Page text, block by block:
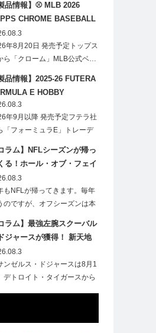
品情報】⚾ MLB 2026
CHROME BASEBALL
年8月20日 発売予定トップス
ら「クローム」MLB公式ベ…
品情報】2025-26 FUTERA
E HOBBY
年9月以降 発売予定フテラ社
「フォーミュラE」トレーデ
ラム】NFLシーズンが帰っ
る！ホール・オブ・フェイ
ームで注目したい7選手
もNFLが帰ってきます。毎年
のですが、オフシーズンは本
ラム】最強左腕スクーバル
ジャースが獲得！ 新天地
初トレカは「Go Blue !」
ンスク入り！
ンゼルス・ドジャースは8月1
デトロイト・タイガースから